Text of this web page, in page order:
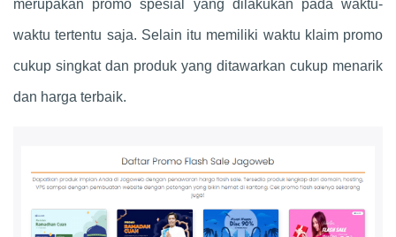
merupakan promo spesial yang dilakukan pada waktu-
waktu tertentu saja. Selain itu memiliki waktu klaim promo
cukup singkat dan produk yang ditawarkan cukup menarik
dan harga terbaik.